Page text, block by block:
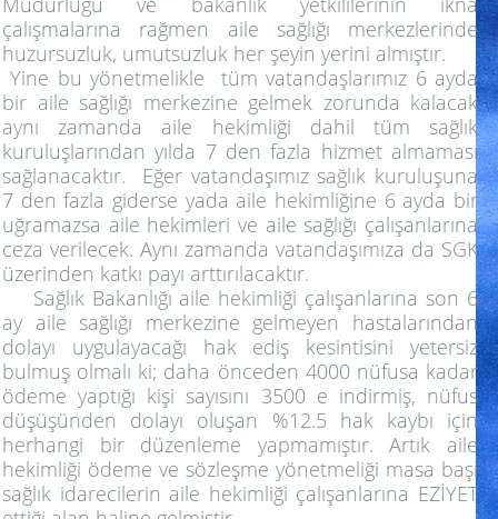
çalışmalarına rağmen aile sağlığı merkezlerinde
huzursuzluk, umutsuzluk her şeyin yerini almıştır.
Yine bu yönetmelikle tüm vatandaşlarımız 6 ayda
bir aile sağlığı merkezine gelmek zorunda kalacak
aynı zamanda aile hekimliği dahil tüm sağlık
kuruluşlarından yılda 7 den fazla hizmet almaması
sağlanacaktır. Eğer vatandaşımız sağlık kuruluşuna
7 den fazla giderse yada aile hekimliğine 6 ayda bir
uğramazsa aile hekimleri ve aile sağlığı çalışanlarına
ceza verilecek. Aynı zamanda vatandaşımıza da SGK
üzerinden katkı payı arttırılacaktır.
Sağlık Bakanlığı aile hekimliği çalışanlarına son 6
ay aile sağlığı merkezine gelmeyen hastalarından
dolayı uygulayacağı hak ediş kesintisini yetersiz
bulmuş olmalı ki; daha önceden 4000 nüfusa kadar
ödeme yaptığı kişi sayısını 3500 e indirmiş, nüfus
düşüşünden dolayı oluşan %12.5 hak kaybı için
herhangi bir düzenleme yapmamıştır. Artık aile
hekimliği ödeme ve sözleşme yönetmeliği masa başı
sağlık idarecilerin aile hekimliği çalışanlarına EZİYET